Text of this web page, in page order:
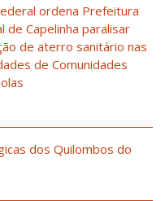
ordena Prefeitura
de Capelinha paralisar
de aterro sanitário nas
de Comunidades
dos Quilombos do